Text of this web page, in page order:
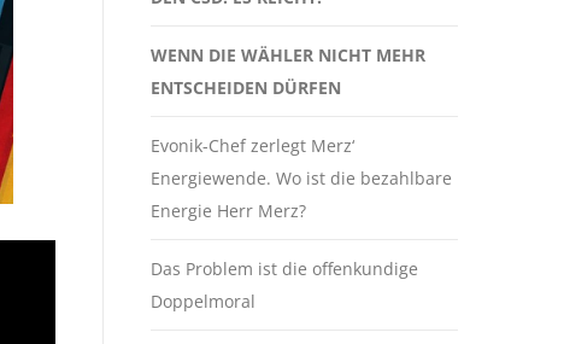
WENN DIE WÄHLER NICHT MEHR
ENTSCHEIDEN DÜRFEN
Evonik-Chef zerlegt Merz‘
Energiewende. Wo ist die bezahlbare
Energie Herr Merz?
Das Problem ist die offenkundige
Doppelmoral